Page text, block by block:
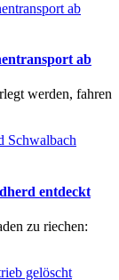
ab
werden, fahren
entdeckt
zu riechen: